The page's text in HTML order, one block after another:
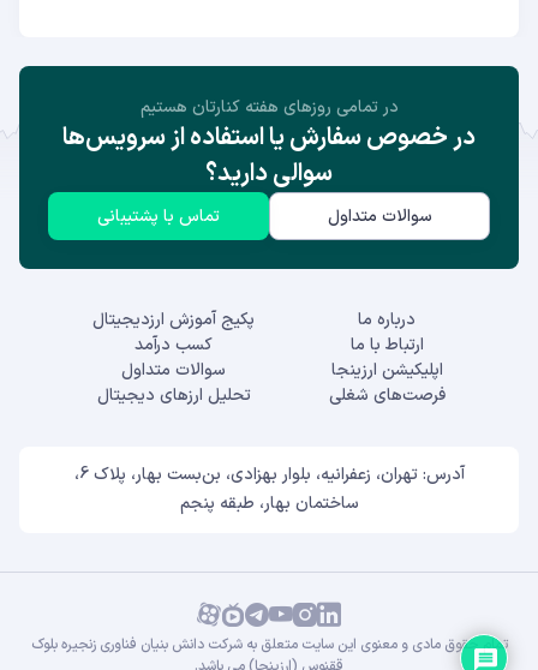
در تمامی روز‌های هفته کنارتان هستیم
در خصوص سفارش یا استفاده از سرویس‌ها
سوالی دارید؟
سوالات متداول تماس با پشتیبانی
درباره ما
ارتباط با ما
اپلیکیشن ارزینجا
فرصت‌های شغلی
پکیج آموزش ارزدیجیتال
کسب درآمد
سوالات متداول
تحلیل ارزهای دیجیتال
آدرس: تهران، زعفرانیه، بلوار بهزادی، بن‌بست بهار، پلاک 6،
ساختمان بهار، طبقه پنجم
تمام حقوق مادی و معنوی این سایت متعلق به شرکت دانش بنیان فناوری زنجیره بلوک